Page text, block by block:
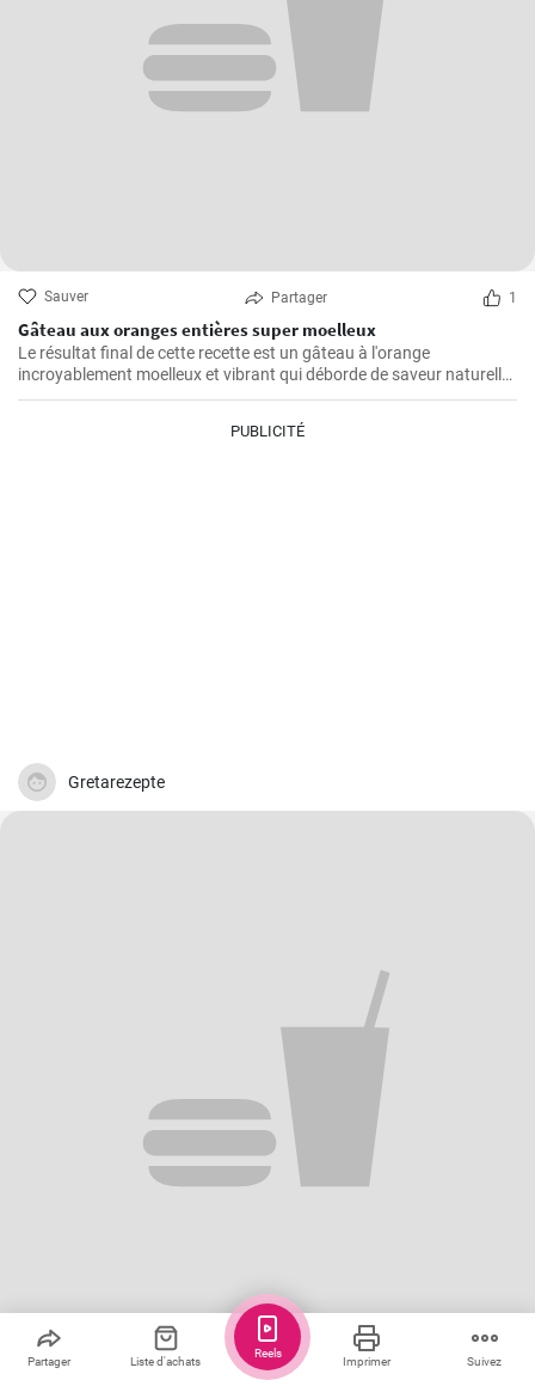
Sauver Partager 1
Gâteau aux oranges entières super moelleux
Le résultat final de cette recette est un gâteau à l'orange
incroyablement moelleux et vibrant qui déborde de saveur naturelle
d'agrumes.
PUBLICITÉ
Gretarezepte
Sauver Partager
Partager Liste d'achats Imprimer Suivez
Reels